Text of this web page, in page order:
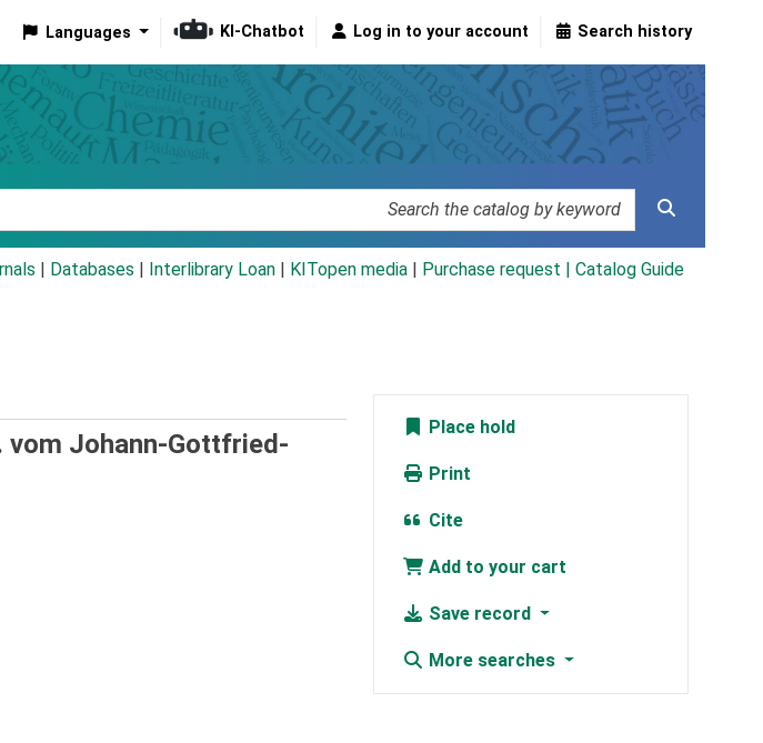
Languages KI-Chatbot Log in to your account Search history
Databases Interlibrary Loan KITopen media Purchase request | Catalog Guide
vom Johann-Gottfried-
Place hold
Print
Cite
Add to your cart
Save record
More searches